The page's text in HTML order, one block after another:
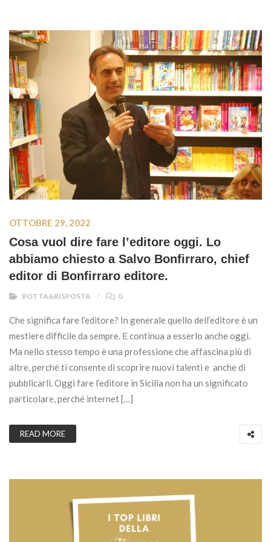
Blog
OTTOBRE 29, 2022
Cosa vuol dire fare l’editore oggi. Lo
abbiamo chiesto a Salvo Bonfirraro, chief
editor di Bonfirraro editore.
BOTTA&RISPOSTA 0
Che significa fare l’editore? In generale quello dell’editore è un
mestiere difficile da sempre. E continua a esserlo anche oggi.
Ma nello stesso tempo è una professione che affascina più di
altre, perché ti consente di scoprire nuovi talenti e anche di
pubblicarli. Oggi fare l’editore in Sicilia non ha un significato
particolare, perché internet […]
READ MORE